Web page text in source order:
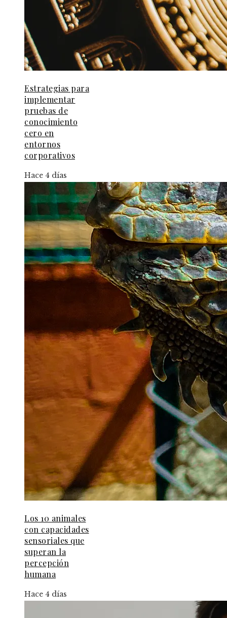
Estrategias para
implementar
pruebas de
conocimiento
cero en
entornos
corporativos
Hace 4 días
Los 10 animales
con capacidades
sensoriales que
superan la
percepción
humana
Hace 4 días